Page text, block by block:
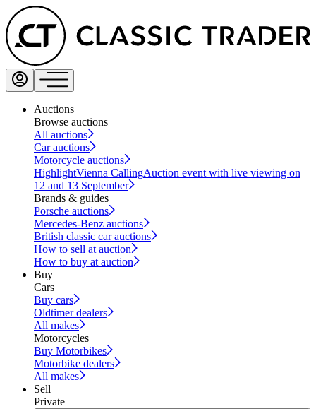
Auctions
Browse auctions
All auctions
Car auctions
Motorcycle auctions
HighlightVienna CallingAuction event with live viewing on
12 and 13 September
Brands & guides
Porsche auctions
Mercedes-Benz auctions
British classic car auctions
How to sell at auction
How to buy at auction
Buy
Cars
Buy cars
Oldtimer dealers
All makes
Motorcycles
Buy Motorbikes
Motorbike dealers
All makes
Sell
Private